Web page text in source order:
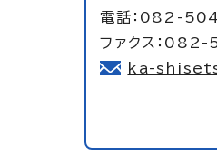
電話：082-
ファクス：
ka-